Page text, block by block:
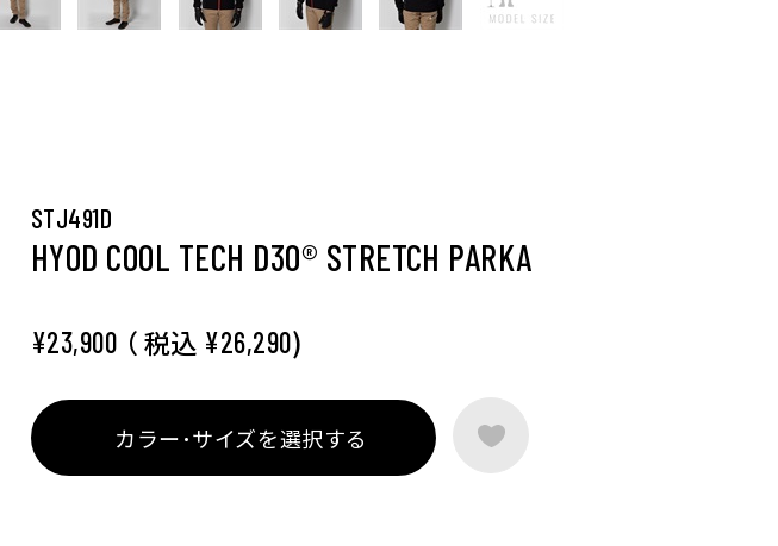
STJ491D
HYOD COOL TECH D3O® STRETCH PARKA
¥23,900 （ 税込 ¥26,290)
カラー･サイズを選択する